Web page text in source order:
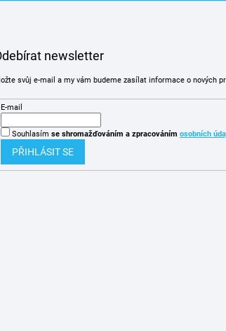
newsletter
svůj e-mail a my vám budeme zasílat informace o nových
E-mail
Souhlasím se shromažďováním a zpracováním osobních
PŘIHLÁSIT SE